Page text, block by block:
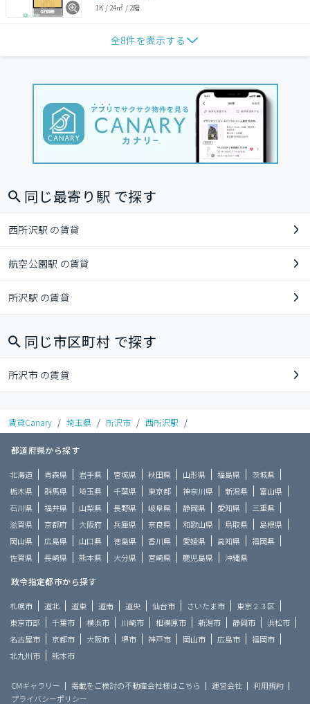
1K /24㎡ /2階
全8件を表示する
同じ最寄り駅 で探す
西所沢駅 の賃貸
航空公園駅 の賃貸
所沢駅 の賃貸
同じ市区町村 で探す
所沢市 の賃貸
賃貸Canary / 埼玉県 / 所沢市 / 西所沢駅 /
都道府県から探す
北海道 青森県 岩手県 宮城県 秋田県 山形県 福島県
茨城県
栃木県
群馬県 埼玉県 千葉県 東京都 神奈川県 新潟県
富山県
石川県
福井県 山梨県 長野県 岐阜県 静岡県 愛知県
三重県
滋賀県
京都府 大阪府 兵庫県 奈良県 和歌山県 鳥取県
島根県
岡山県
広島県 山口県 徳島県 香川県 愛媛県 高知県
福岡県
佐賀県
長崎県 熊本県 大分県 宮崎県 鹿児島県 沖縄県
政令指定都市から探す
札幌市 道北 道東 道南 道央 仙台市 さいたま市
東京２３区
東京市部
千葉市 横浜市 川崎市 相模原市 新潟市 静岡市
浜松市
名古屋市
京都市 大阪市 堺市 神戸市 岡山市 広島市
福岡市
北九州市
熊本市
CMギャラリー 掲載をご検討の不動産会社様はこちら 運営会社
利用規約
プライバシーポリシー